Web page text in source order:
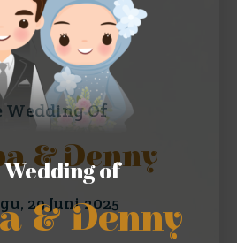
Wedding Of
& Denny
29 Juni 2025
of
& Denny